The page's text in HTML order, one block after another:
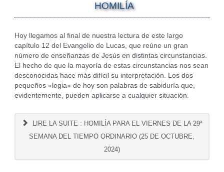
HOMILÍA
Hoy llegamos al final de nuestra lectura de este largo
capítulo 12 del Evangelio de Lucas, que reúne un gran
número de enseñanzas de Jesús en distintas circunstancias.
El hecho de que la mayoría de estas circunstancias nos sean
desconocidas hace más difícil su interpretación. Los dos
pequeños «logia» de hoy son palabras de sabiduría que,
evidentemente, pueden aplicarse a cualquier situación.
LIRE LA SUITE : HOMILÍA PARA EL VIERNES DE LA 29ª
SEMANA DEL TIEMPO ORDINARIO (25 DE OCTUBRE,
2024)